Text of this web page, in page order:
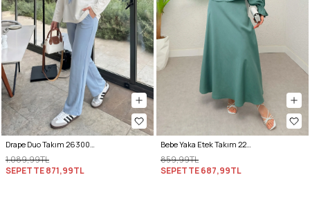
Drape Duo Takım 263006 - BEBE MAVİSİ
1.089,99TL
SEPETTE871,99TL
Bebe Yaka Etek Takım 2255 - MİNT YEŞİLİ
859,99TL
SEPETTE687,99TL